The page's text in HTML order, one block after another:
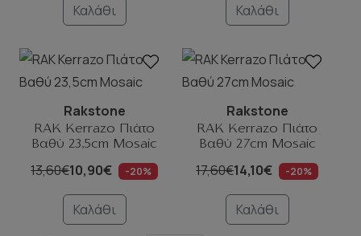
Καλάθι Καλάθι
Rakstone
RAK Kerrazo Πιάτο
Βαθύ 23,5cm Mosaic
13,60€10,90€ -20%
Καλάθι
Rakstone
RAK Kerrazo Πιάτο
Βαθύ 27cm Mosaic
17,60€14,10€ -20%
Καλάθι